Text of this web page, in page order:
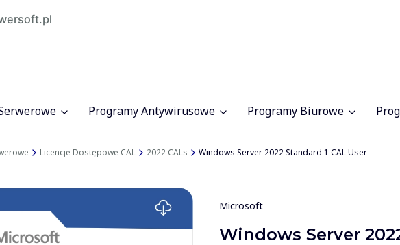
Programy Antywirusowe Programy Biurowe
Licencje Dostępowe CAL 2022 CALs Windows Server 2022 Standard 1 CAL User
Microsoft
Windows Server